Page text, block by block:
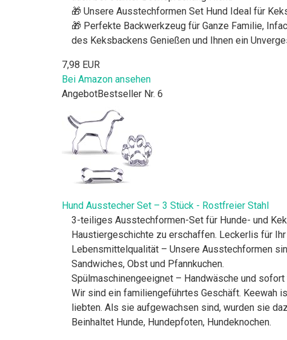
🎁 Unsere Ausstechformen Set Hund Ideal für
🎁 Perfekte Backwerkzeug für Ganze Familie,
des Keksbackens Genießen und Ihnen ein
7,98 EUR
Bei Amazon ansehen
AngebotBestseller Nr. 6
Hund Ausstecher Set – 3 Stück - Rostfreier Stahl
3-teiliges Ausstechformen-Set für Hunde- und
Haustiergeschichte zu erschaffen. Leckerlis für
Lebensmittelqualität – Unsere Ausstechformen
Sandwiches, Obst und Pfannkuchen.
Spülmaschinengeeignet – Handwäsche und
Wir sind ein familiengeführtes Geschäft. Keewah
liebten. Als sie aufgewachsen sind, wurden sie
Beinhaltet Hunde, Hundepfoten, Hundeknochen.